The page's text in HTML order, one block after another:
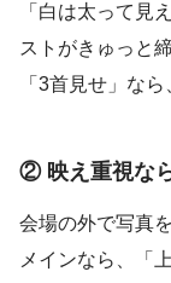
「白は太って見
ストがきゅっと
「3首見せ」な
② 映え重視な
会場の外で写真
メインなら、「